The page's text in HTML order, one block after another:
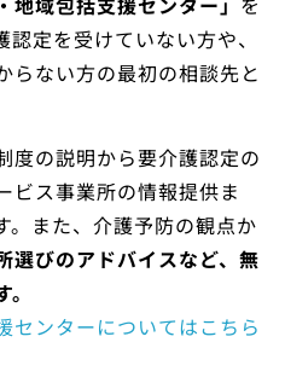
定を受けていない方や、
らない方の最初の相談先と
度の説明から要介護認定の
ビス事業所の情報提供ま
。また、介護予防の観点か
選びのアドバイスなど、無
センターについてはこちら